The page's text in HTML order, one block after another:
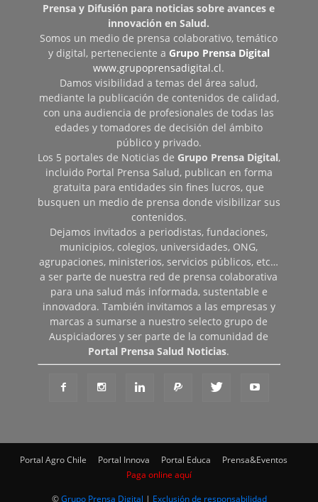
Prensa y Difusión para noticias sobre avances e
innovación en Salud.
Somos un medio de prensa colaborativo, temático
y digital, perteneciente a Grupo Prensa Digital
www.grupoprensadigital.cl.
Damos visibilidad a temas del área salud,
mediante la publicación de contenidos de calidad,
con una audiencia de profesionales de todas las
edades y tomadores de decisión del ámbito
público y privado.
Los 5 portales de Noticias de Grupo Prensa Digital,
incluido Portal Prensa Salud, publican en forma
gratuita para entidades sin fines lucros, que
busquen un medio de prensa donde visibilizar sus
contenidos.
Dejamos invitados a periodistas, fundaciones,
municipios, colegios, universidades, ONG,
agrupaciones, ministerios, servicios públicos, etc…
a ser parte de nuestra red de prensa colaborativa
para una salud más informada, sustentable e
innovadora. También invitamos a las empresas y
marcas a sumarse a nuestro selecto grupo de
Auspiciadores y ser parte de la comunidad de
Portal Prensa Salud Noticias.
Portal Agro Chile Portal Innova Portal Educa
Prensa&Eventos
Paga online aquí
©Grupo Prensa Digital | Exclusión de responsabilidad